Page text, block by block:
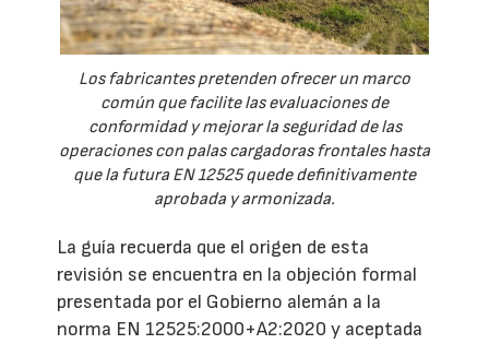
Los fabricantes pretenden ofrecer un marco
común que facilite las evaluaciones de
conformidad y mejorar la seguridad de las
operaciones con palas cargadoras frontales hasta
que la futura EN 12525 quede definitivamente
aprobada y armonizada.
La guía recuerda que el origen de esta
revisión se encuentra en la objeción formal
presentada por el Gobierno alemán a la
norma EN 12525:2000+A2:2020 y aceptada